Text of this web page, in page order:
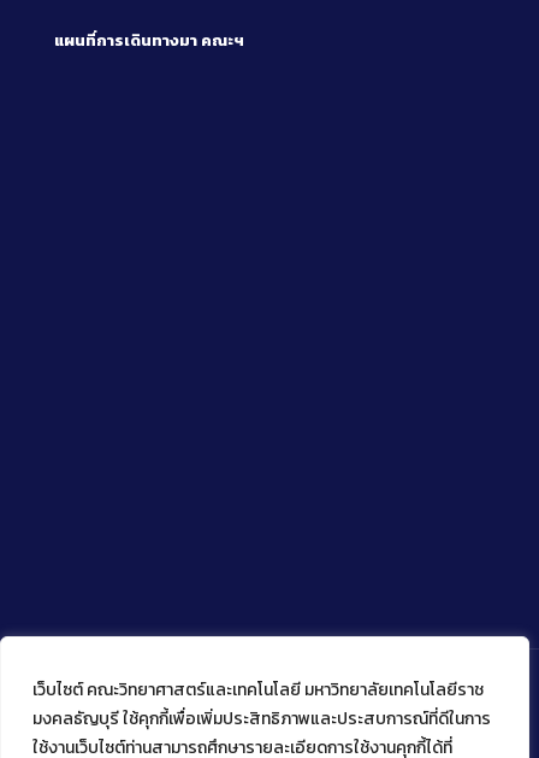
เว็บไซต์ คณะวิทยาศาสตร์และเทคโนโลยี มหาวิทยาลัยเทคโนโลยีราช
มงคลธัญบุรี ใช้คุกกี้เพื่อเพิ่มประสิทธิภาพและประสบการณ์ที่ดีในการ
ใช้งานเว็บไซต์ท่านสามารถศึกษารายละเอียดการใช้งานคุกกี้ได้ที่
แผนที่การเดินทางมา คณะฯ
Copyright © 2022 คณะวิทยาศาสตร์และเทคโนโลยี มหาวิทยาลัย